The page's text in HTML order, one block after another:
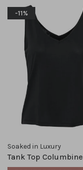
-11%
Soaked in Luxury
Tank Top Columbine